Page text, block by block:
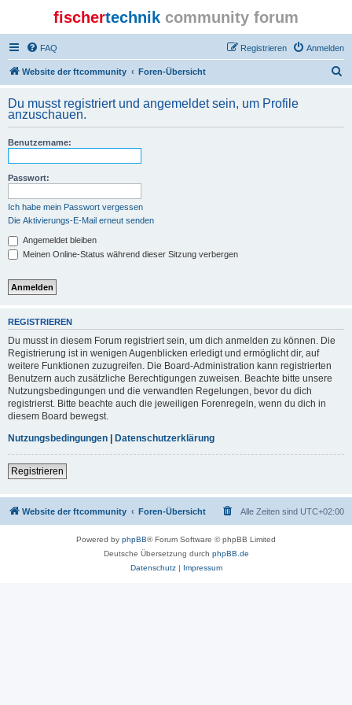
fischertechnik community forum
FAQ Anmelden
Registrieren
Website der ftcommunity Foren-Übersicht
h
Du musst registriert und angemeldet sein, um Profile
anzuschauen.
Benutzername:
Passwort:
Ich habe mein Passwort vergessen
Die Aktivierungs-E-Mail erneut senden
Angemeldet bleiben
Meinen Online-Status während dieser Sitzung verbergen
REGISTRIEREN
Du musst in diesem Forum registriert sein, um dich anmelden zu können. Die
Registrierung ist in wenigen Augenblicken erledigt und ermöglicht dir, auf
weitere Funktionen zuzugreifen. Die Board-Administration kann registrierten
Benutzern auch zusätzliche Berechtigungen zuweisen. Beachte bitte unsere
Nutzungsbedingungen und die verwandten Regelungen, bevor du dich
registrierst. Bitte beachte auch die jeweiligen Forenregeln, wenn du dich in
diesem Board bewegst.
Nutzungsbedingungen | Datenschutzerklärung
Registrieren
Website der ftcommunity Foren-Übersicht Alle Zeiten sind UTC+02:00
Powered by phpBB® Forum Software © phpBB Limited
Deutsche Übersetzung durch phpBB.de
Datenschutz| Impressum